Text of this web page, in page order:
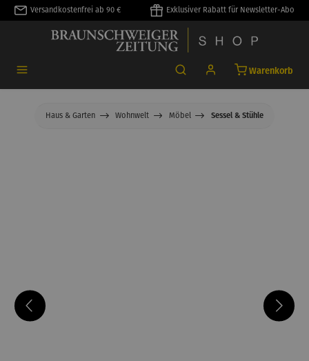
springen
Versandkostenfrei ab 90 € Exklusiver Rabatt für Newsletter-Abo
Warenkorb
Haus & Garten Wohnwelt Möbel Sessel & Stühle